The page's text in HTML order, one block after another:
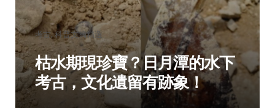
分
類：
考古 科普文摘精選
枯水期現珍寶？日月潭的水下
考古，文化遺留有跡象！